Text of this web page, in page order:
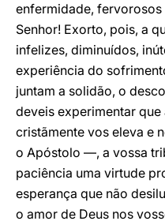
enfermidade,
Senhor! Exorto, pois, a
infelizes, diminuídos,
experiência do
juntam a solidão, o
deveis experimentar
cristãmente vos eleva e
o Apóstolo —, a vossa
paciência uma virtude
esperança que não
o amor de Deus nos